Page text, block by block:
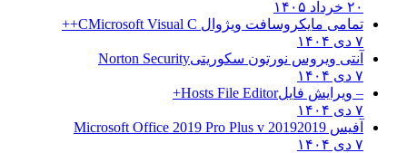
۲۰ خرداد ۱۴۰۵
تمامی مایکروسافت ویژوال C Microsoft Visual C++
۷ دی ۱۴۰۴
آنتی ویروس نورتون سکوریتیNorton Security
۷ دی ۱۴۰۴
– ویرایش فایلHosts File Editor+
۷ دی ۱۴۰۴
آفیس 2019 2019 Microsoft Office 2019 Pro Plus v
۷ دی ۱۴۰۴